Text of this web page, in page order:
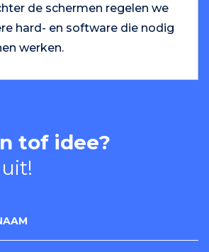
de schermen regelen we
hard- en software die nodig
werken.
tof idee?